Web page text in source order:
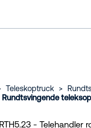
Teleskoptruck >
Rundtsvingende